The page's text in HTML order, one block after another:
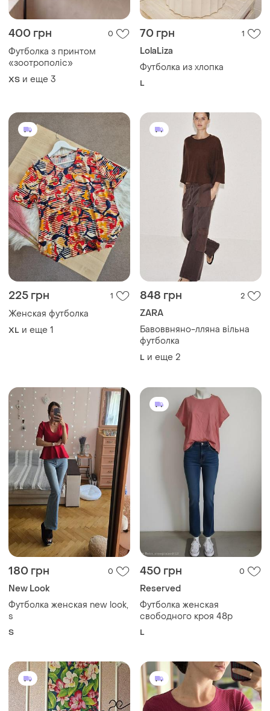
400 грн 0
Футболка з принтом
«зоотрополіс»
ХS и еще 3
70 грн 1
LolaLiza
Футболка из хлопка
L
225 грн 1
Женская футболка
XL и еще 1
848 грн 2
ZARA
Бавоввняно-лляна вільна
футболка
L и еще 2
180 грн 0
New Look
Футболка женская new look,
s
S
450 грн 0
Reserved
Футболка женская
свободного кроя 48р
L